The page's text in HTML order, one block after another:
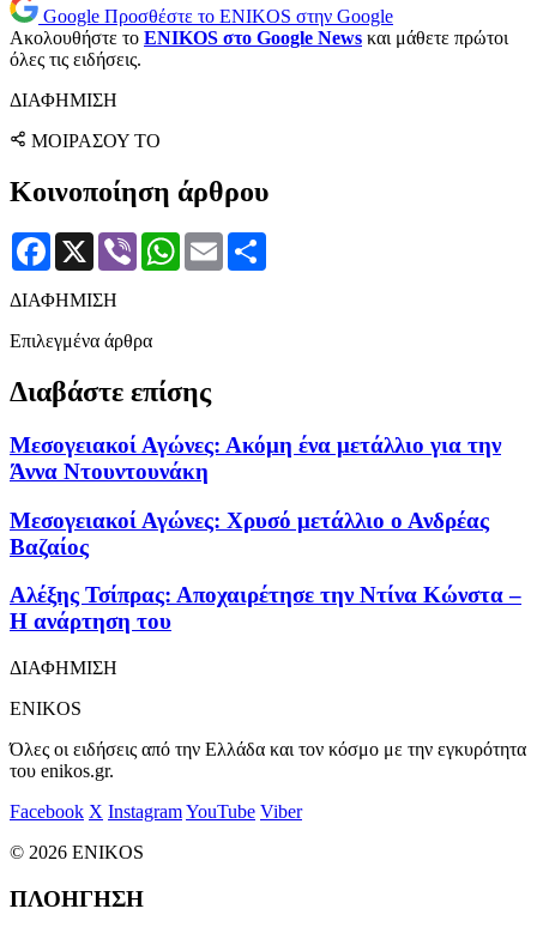
Google Προσθέστε το ENIKOS στην Google
Ακολουθήστε το ENIKOS στο Google News και μάθετε πρώτοι
όλες τις ειδήσεις.
ΔΙΑΦΗΜΙΣΗ
ΜΟΙΡΑΣΟΥ ΤΟ
Κοινοποίηση άρθρου
Facebook
X Viber WhatsApp
Email
ΔΙΑΦΗΜΙΣΗ
Επιλεγμένα άρθρα
Διαβάστε επίσης
Μεσογειακοί Αγώνες: Ακόμη ένα μετάλλιο για την
Άννα Ντουντουνάκη
Μεσογειακοί Αγώνες: Χρυσό μετάλλιο ο Ανδρέας
Βαζαίος
Αλέξης Τσίπρας: Αποχαιρέτησε την Ντίνα Κώνστα –
Η ανάρτηση του
ΔΙΑΦΗΜΙΣΗ
ENIKOS
Όλες οι ειδήσεις από την Ελλάδα και τον κόσμο με την εγκυρότητα
του enikos.gr.
Facebook X InstagramYouTube Viber
© 2026 ENIKOS
ΠΛΟΗΓΗΣΗ